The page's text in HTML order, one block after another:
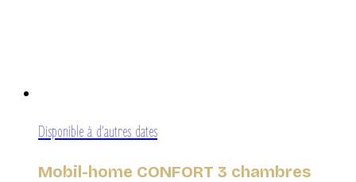
Disponible à d’autres dates
Mobil-home CONFORT 3 chambres